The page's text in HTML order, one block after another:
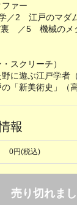
ァー
／2 江戸のマダ
／5 機械のメ
スクリーチ）
に遊ぶ江戸学者（
「新美術史」（高
報
0円(税込)
売り切れま